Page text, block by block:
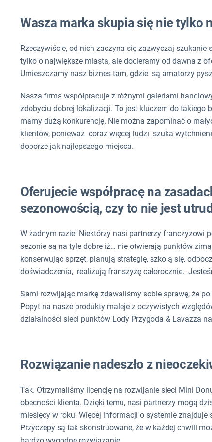
Wasza marka skupia się nie
Rzeczywiście, od nich zaczyna się zazwyczaj
tylko o największe miasta, ale docieramy od dawna z
Umieszczamy nasz biznes tam, gdzie są amatorzy
Nasza firma współpracuje z różnymi galeriami
zdobyciu dobrej lokalizacji. To jest kluczem do takiego
mamy dużą konkurencję. Nie można zapominać o
klientów, ponieważ coraz więcej ludzi szuka
doborze jak najlepszego miejsca.
Oferujecie współpracę na
sezonowością, czy to nie jest
W żadnym razie! Niektórzy nasi partnerzy
sezonie są na tyle dobre iż… nie otwierają punktów
konserwując sprzęt, planują strategię, szkolą się,
doświadczenia, realizują franszyzę całorocznie.
Sami rozwijając markę zdawaliśmy sobie sprawę, że
Popyt na nasze produkty maleje z oczywistych
działalności sieci punktów Lody Przygoda & Lavazza na
Rozwiązanie nadeszło z
Tak. Otrzymaliśmy licencję na rozwijanie sieci Mini
obecności klienta. Dzięki temu, nasi partnerzy mogą
miesięcy w roku. Więcej informacji o systemie
Przyczepy są tak skonstruowane, że w każdej chwili